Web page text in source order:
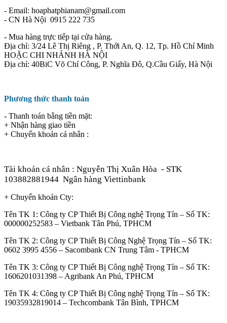
- Email: hoaphatphianam@gmail.com
- CN Hà Nội 0915 222 735
- Mua hàng trực tiếp tại cửa hàng.
Địa chỉ: 3/24 Lê Thị Riêng , P. Thới An, Q. 12, Tp. Hồ Chí Minh
HOẶC CHI NHÁNH HÀ NỘI
Địa chỉ: 40BiC Võ Chí Công, P. Nghĩa Đô, Q.Cầu Giấy, Hà Nội
Phương thức thanh toán
- Thanh toán bằng tiền mặt:
+ Nhận hàng giao tiền
+ Chuyển khoản cá nhân :
Tài khoản cá nhân : Nguyễn Thị Xuân Hòa - STK
103882881944 Ngân hàng Viettinbank
+ Chuyển khoản Cty:
Tên TK 1: Công ty CP Thiết Bị Công nghệ Trọng Tín – Số TK:
000000252583 – Vietbank Tân Phú, TPHCM
Tên TK 2: Công ty CP Thiết Bị Công Nghệ Trọng Tín – Số TK:
0602 3995 4556 – Sacombank CN Trung Tâm - TPHCM
Tên TK 3: Công ty CP Thiết Bị Công nghệ Trọng Tín – Số TK:
1606201031398 – Agribank An Phú, TPHCM
Tên TK 4: Công ty CP Thiết Bị Công nghệ Trọng Tín – Số TK:
19035932819014 – Techcombank Tân Bình, TPHCM